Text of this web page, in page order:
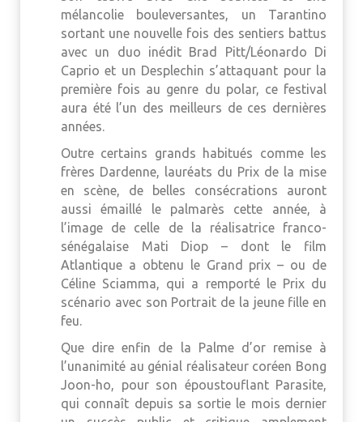
mélancolie bouleversantes, un Tarantino
sortant une nouvelle fois des sentiers battus
avec un duo inédit Brad Pitt/Léonardo Di
Caprio et un Desplechin s’attaquant pour la
première fois au genre du polar, ce festival
aura été l’un des meilleurs de ces dernières
années.
Outre certains grands habitués comme les
frères Dardenne, lauréats du Prix de la mise
en scène, de belles consécrations auront
aussi émaillé le palmarès cette année, à
l’image de celle de la réalisatrice franco-
sénégalaise Mati Diop – dont le film
Atlantique a obtenu le Grand prix – ou de
Céline Sciamma, qui a remporté le Prix du
scénario avec son Portrait de la jeune fille en
feu.
Que dire enfin de la Palme d’or remise à
l’unanimité au génial réalisateur coréen Bong
Joon-ho, pour son époustouflant Parasite,
qui connaît depuis sa sortie le mois dernier